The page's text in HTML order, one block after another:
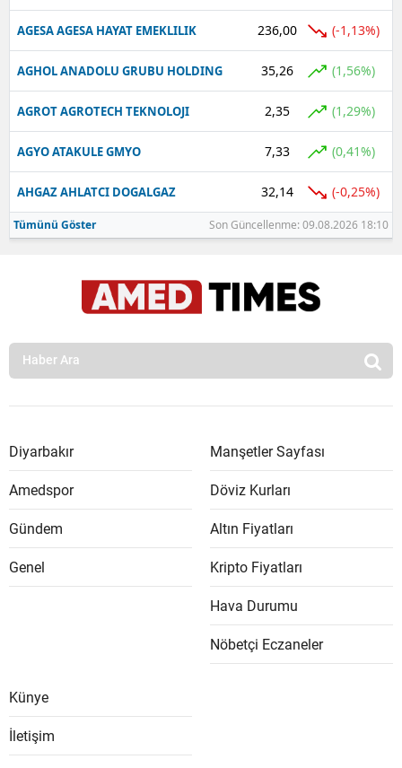
AGESA AGESA HAYAT EMEKLILIK 236,00 (-1,13%)
AGHOL ANADOLU GRUBU HOLDING 35,26 (1,56%)
AGROT AGROTECH TEKNOLOJI 2,35 (1,29%)
AGYO ATAKULE GMYO 7,33 (0,41%)
AHGAZ AHLATCI DOGALGAZ 32,14 (-0,25%)
Tümünü Göster Son Güncellenme: 09.08.2026 18:10
Diyarbakır
Amedspor
Gündem
Genel
Manşetler Sayfası
Döviz Kurları
Altın Fiyatları
Kripto Fiyatları
Hava Durumu
Nöbetçi Eczaneler
Künye
İletişim